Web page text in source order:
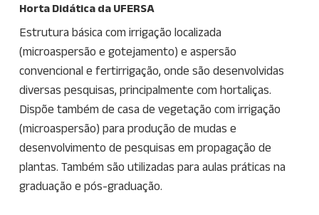
Horta Didática da UFERSA
Estrutura básica com irrigação localizada
(microaspersão e gotejamento) e aspersão
convencional e fertirrigação, onde são desenvolvidas
diversas pesquisas, principalmente com hortaliças.
Dispõe também de casa de vegetação com irrigação
(microaspersão) para produção de mudas e
desenvolvimento de pesquisas em propagação de
plantas. Também são utilizadas para aulas práticas na
graduação e pós-graduação.